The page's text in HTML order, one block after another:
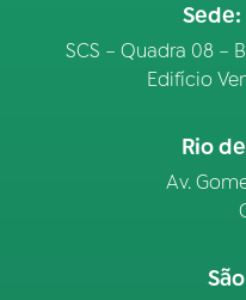
Sede:
SCS – Quadra 08 –
Edifício
Rio
Av.